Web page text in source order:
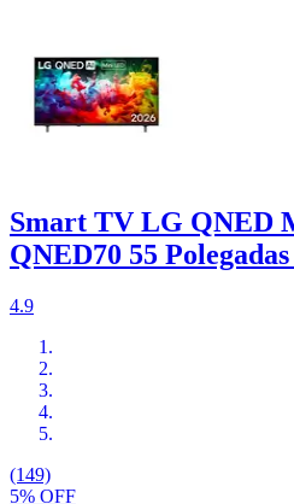
Smart TV LG QNED
QNED70 55
4.9
(149)
5% OFF